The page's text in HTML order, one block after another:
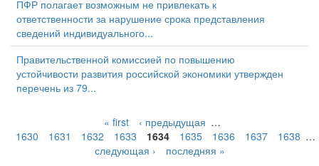
ПФР полагает возможным не привлекать к
ответственности за нарушение срока представления
сведений индивидуального...
Правительственной комиссией по повышению
устойчивости развития российской экономики утвержден
перечень из 79...
« first ‹ предыдущая …
1630
1631 1632 1633 1634 1635 1636 1637 1638 …
следующая ›
последняя »